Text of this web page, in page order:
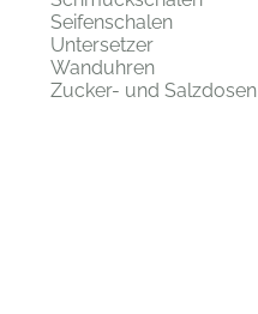
Seifenschalen
Untersetzer
Wanduhren
Zucker- und Salzdosen